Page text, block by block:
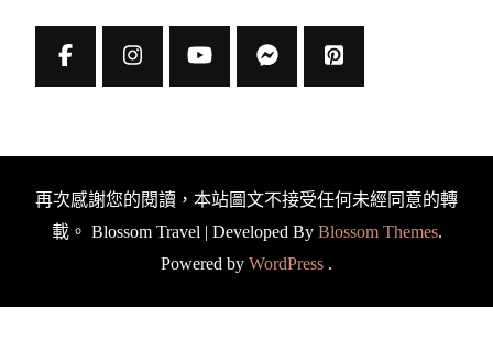
再次感謝您的閱讀，本站圖文不接受任何未經同意的轉
載。 Blossom Travel | Developed By Blossom Themes.
Powered by WordPress .